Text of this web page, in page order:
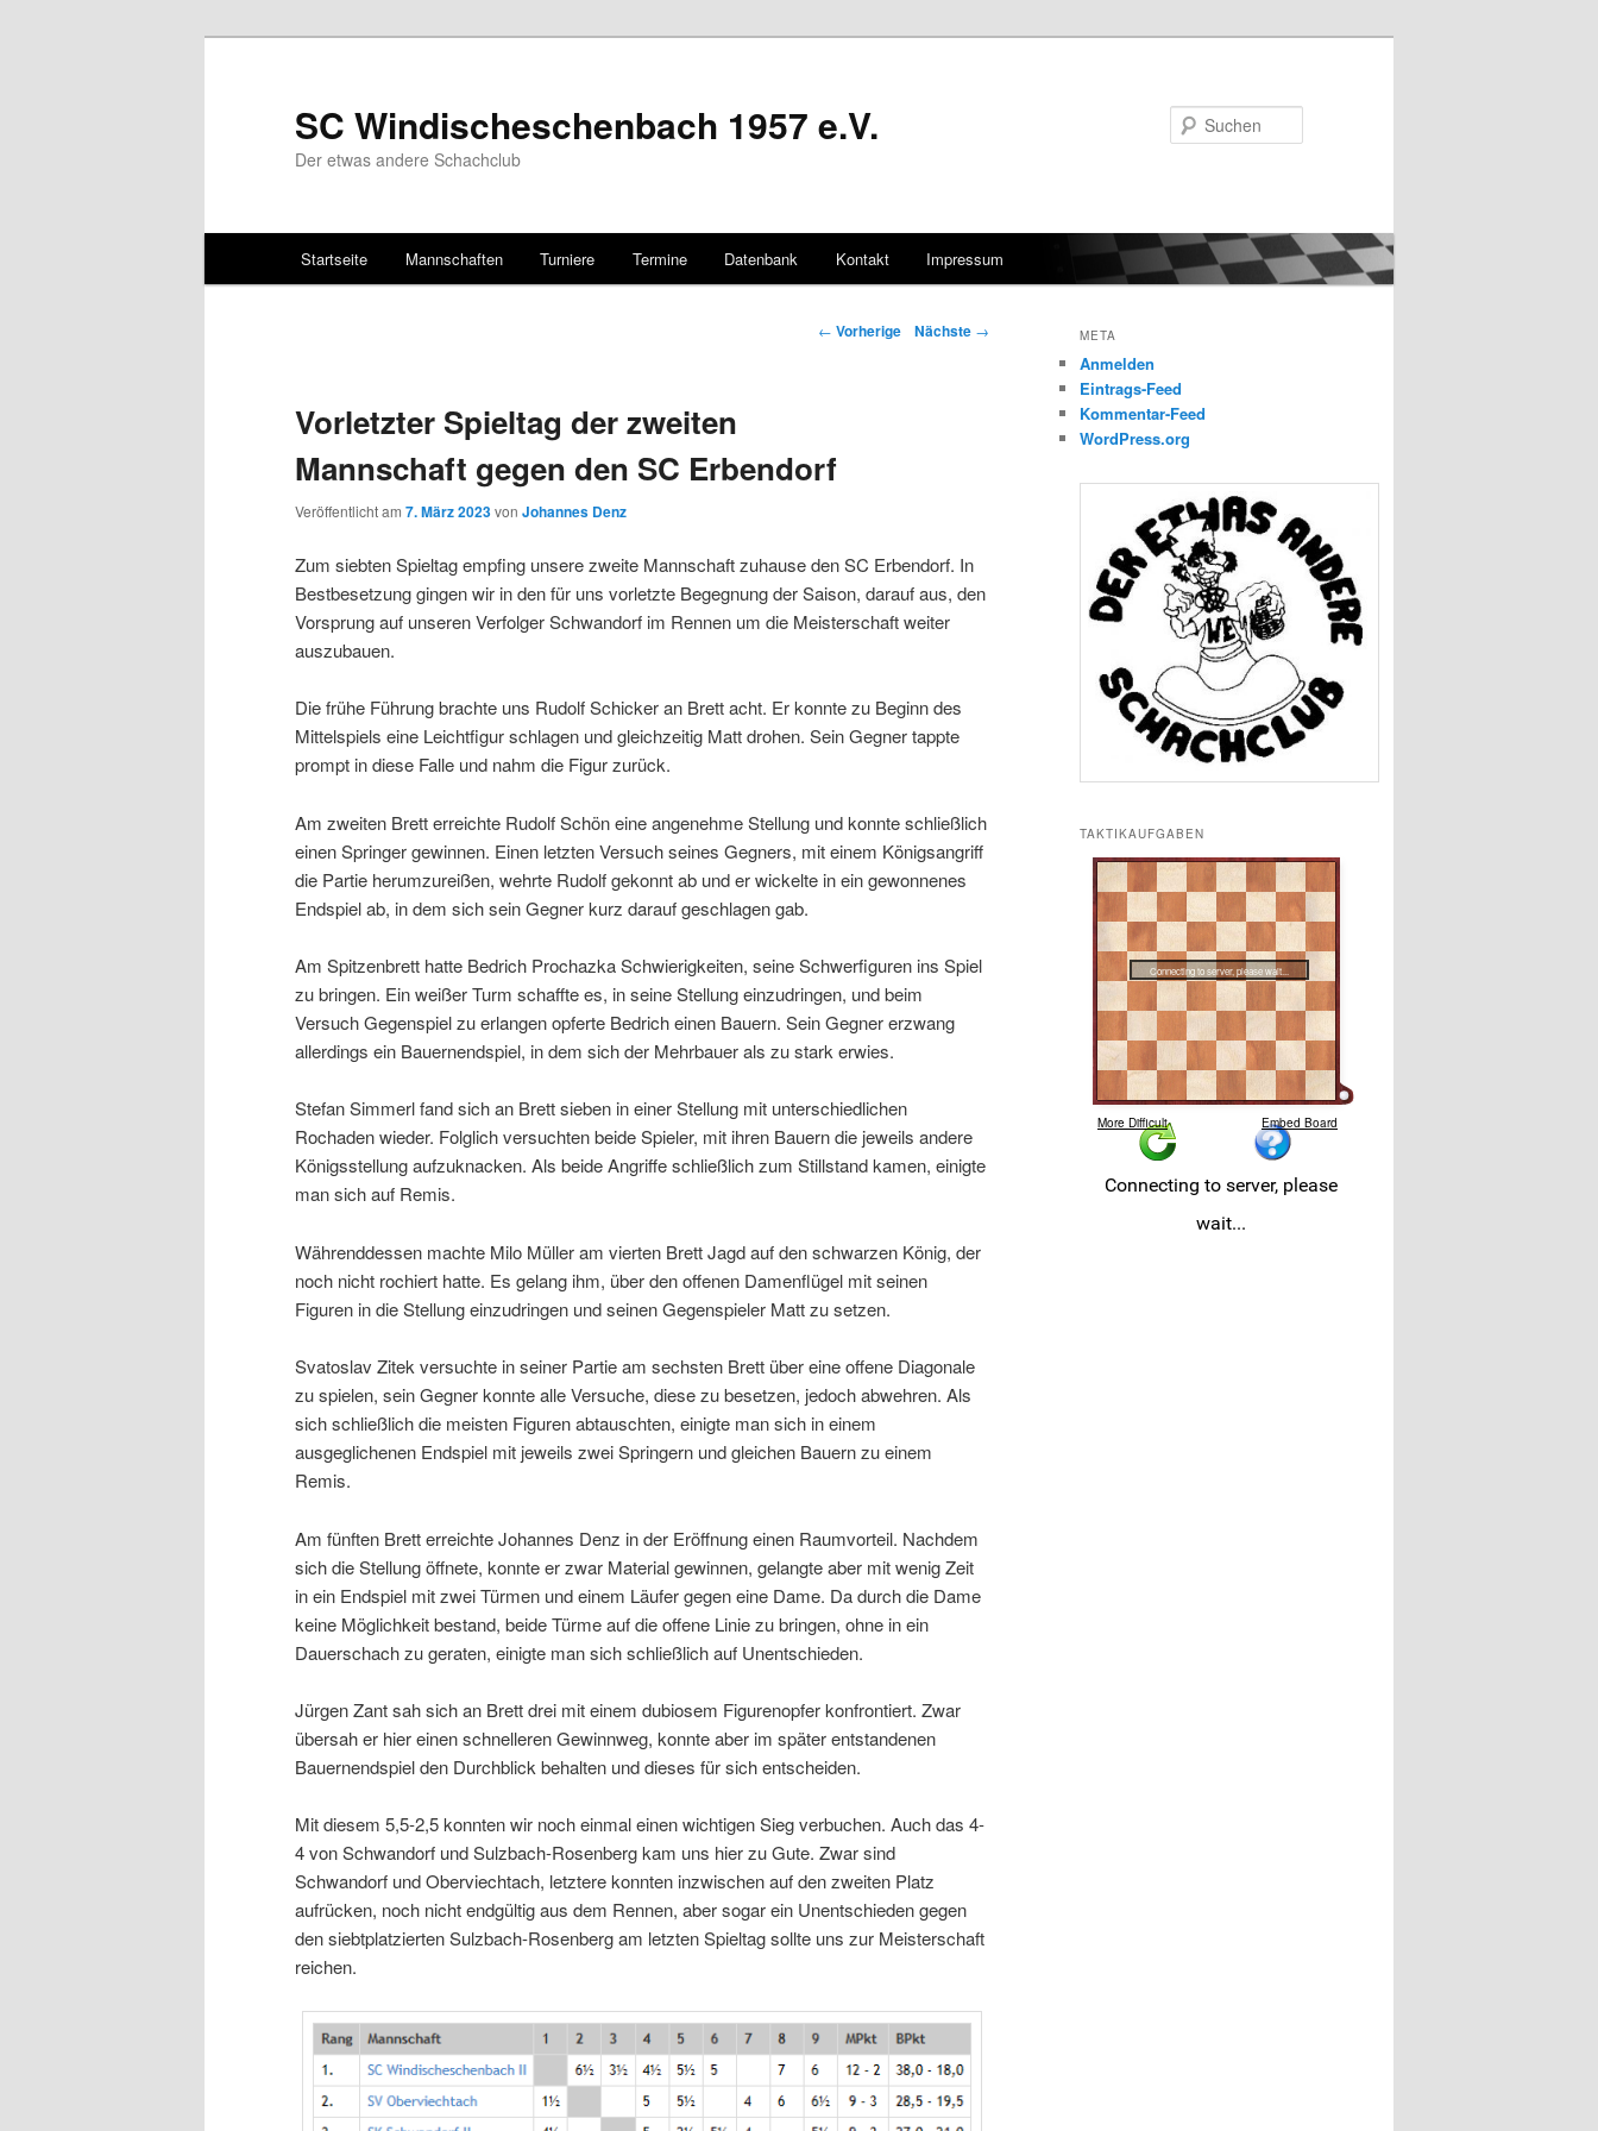
SC Windischeschenbach 1957 e.V.
Der etwas andere Schachclub
Zum Inhalt wechseln
Zum sekundären Inhalt wechseln
Startseite Mannschaften Turniere Termine Datenbank Kontakt Impressum
Artikelnavigation
← Vorherige Nächste →
Vorletzter Spieltag der zweiten
Mannschaft gegen den SC Erbendorf
Veröffentlicht am 7. März 2023von Johannes Denz
Zum siebten Spieltag empfing unsere zweite Mannschaft zuhause den SC Erbendorf. In
Bestbesetzung gingen wir in den für uns vorletzte Begegnung der Saison, darauf aus, den
Vorsprung auf unseren Verfolger Schwandorf im Rennen um die Meisterschaft weiter
auszubauen.
Die frühe Führung brachte uns Rudolf Schicker an Brett acht. Er konnte zu Beginn des
Mittelspiels eine Leichtfigur schlagen und gleichzeitig Matt drohen. Sein Gegner tappte
prompt in diese Falle und nahm die Figur zurück.
Am zweiten Brett erreichte Rudolf Schön eine angenehme Stellung und konnte schließlich
einen Springer gewinnen. Einen letzten Versuch seines Gegners, mit einem Königsangriff
die Partie herumzureißen, wehrte Rudolf gekonnt ab und er wickelte in ein gewonnenes
Endspiel ab, in dem sich sein Gegner kurz darauf geschlagen gab.
Am Spitzenbrett hatte Bedrich Prochazka Schwierigkeiten, seine Schwerfiguren ins Spiel
zu bringen. Ein weißer Turm schaffte es, in seine Stellung einzudringen, und beim
Versuch Gegenspiel zu erlangen opferte Bedrich einen Bauern. Sein Gegner erzwang
allerdings ein Bauernendspiel, in dem sich der Mehrbauer als zu stark erwies.
Stefan Simmerl fand sich an Brett sieben in einer Stellung mit unterschiedlichen
Rochaden wieder. Folglich versuchten beide Spieler, mit ihren Bauern die jeweils andere
Königsstellung aufzuknacken. Als beide Angriffe schließlich zum Stillstand kamen, einigte
man sich auf Remis.
Währenddessen machte Milo Müller am vierten Brett Jagd auf den schwarzen König, der
noch nicht rochiert hatte. Es gelang ihm, über den offenen Damenflügel mit seinen
Figuren in die Stellung einzudringen und seinen Gegenspieler Matt zu setzen.
Svatoslav Zitek versuchte in seiner Partie am sechsten Brett über eine offene Diagonale
zu spielen, sein Gegner konnte alle Versuche, diese zu besetzen, jedoch abwehren. Als
sich schließlich die meisten Figuren abtauschten, einigte man sich in einem
ausgeglichenen Endspiel mit jeweils zwei Springern und gleichen Bauern zu einem
Remis.
Am fünften Brett erreichte Johannes Denz in der Eröffnung einen Raumvorteil. Nachdem
sich die Stellung öffnete, konnte er zwar Material gewinnen, gelangte aber mit wenig Zeit
in ein Endspiel mit zwei Türmen und einem Läufer gegen eine Dame. Da durch die Dame
keine Möglichkeit bestand, beide Türme auf die offene Linie zu bringen, ohne in ein
Dauerschach zu geraten, einigte man sich schließlich auf Unentschieden.
Jürgen Zant sah sich an Brett drei mit einem dubiosem Figurenopfer konfrontiert. Zwar
übersah er hier einen schnelleren Gewinnweg, konnte aber im später entstandenen
Bauernendspiel den Durchblick behalten und dieses für sich entscheiden.
Mit diesem 5,5-2,5 konnten wir noch einmal einen wichtigen Sieg verbuchen. Auch das 4-
4 von Schwandorf und Sulzbach-Rosenberg kam uns hier zu Gute. Zwar sind
Schwandorf und Oberviechtach, letztere konnten inzwischen auf den zweiten Platz
aufrücken, noch nicht endgültig aus dem Rennen, aber sogar ein Unentschieden gegen
den siebtplatzierten Sulzbach-Rosenberg am letzten Spieltag sollte uns zur Meisterschaft
reichen.
META
Anmelden
Eintrags-Feed
Kommentar-Feed
WordPress.org
TAKTIKAUFGABEN